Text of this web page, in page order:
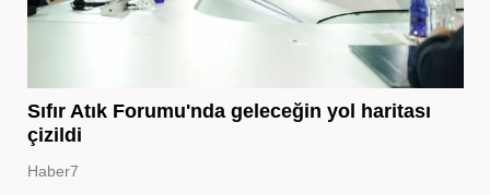
Sıfır Atık Forumu'nda geleceğin yol haritası
çizildi
Haber7